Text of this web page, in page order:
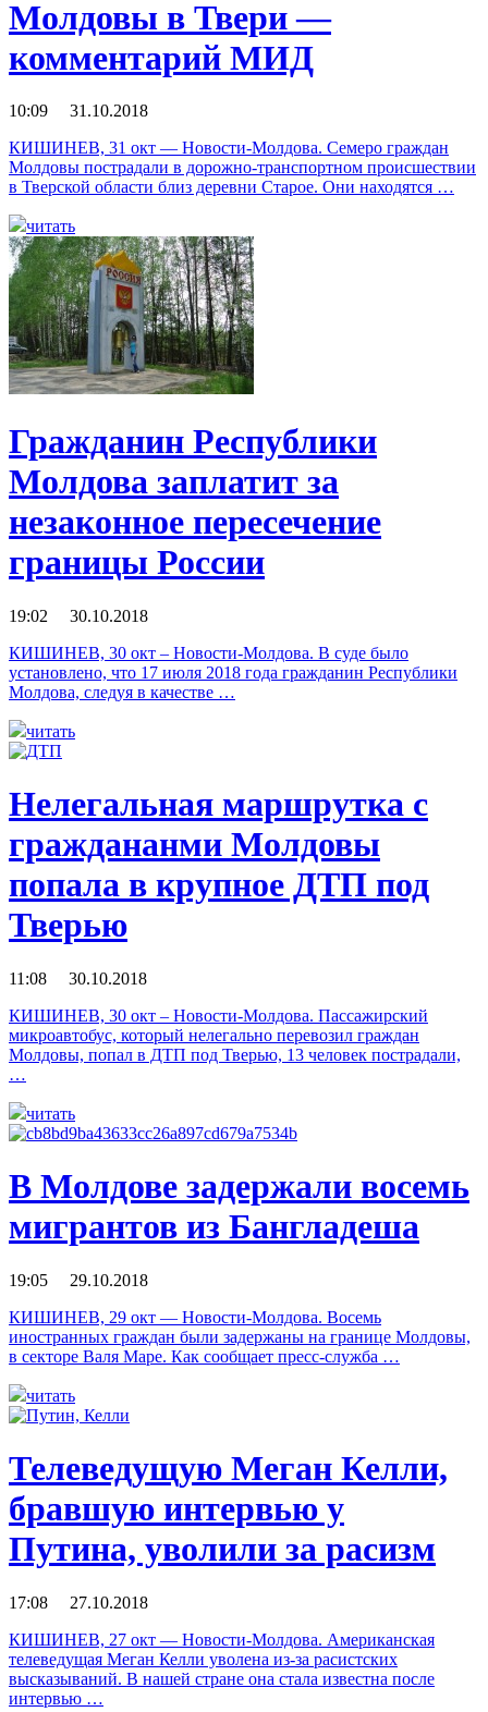
Молдовы в Твери —
комментарий МИД
10:09 31.10.2018
КИШИНЕВ, 31 окт — Новости-Молдова. Семеро граждан
Молдовы пострадали в дорожно-транспортном происшествии
в Тверской области близ деревни Старое. Они находятся …
читать
Гражданин Республики
Молдова заплатит за
незаконное пересечение
границы России
19:02 30.10.2018
КИШИНЕВ, 30 окт – Новости-Молдова. В суде было
установлено, что 17 июля 2018 года гражданин Республики
Молдова, следуя в качестве …
читать
Нелегальная маршрутка с
граждананми Молдовы
попала в крупное ДТП под
Тверью
11:08 30.10.2018
КИШИНЕВ, 30 окт – Новости-Молдова. Пассажирский
микроавтобус, который нелегально перевозил граждан
Молдовы, попал в ДТП под Тверью, 13 человек пострадали,
…
читать
В Молдове задержали восемь
мигрантов из Бангладеша
19:05 29.10.2018
КИШИНЕВ, 29 окт — Новости-Молдова. Восемь
иностранных граждан были задержаны на границе Молдовы,
в секторе Валя Маре. Как сообщает пресс-служба …
читать
Телеведущую Меган Келли,
бравшую интервью у
Путина, уволили за расизм
17:08 27.10.2018
КИШИНЕВ, 27 окт — Новости-Молдова. Американская
телеведущая Меган Келли уволена из-за расистских
высказываний. В нашей стране она стала известна после
интервью …